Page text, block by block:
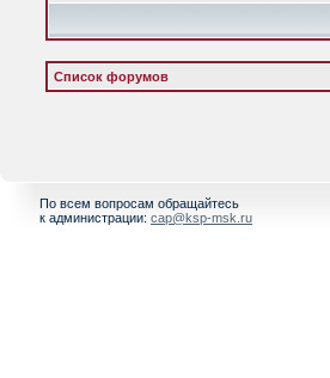
Список форумов
По всем вопросам обращайтесь
к администрации: cap@ksp-msk.ru